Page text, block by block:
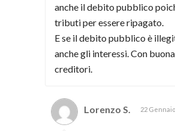
anche il debito pubblico
tributi per essere ripagato.
E se il debito pubblico è
anche gli interessi. Con
creditori.
Lorenzo S. 22